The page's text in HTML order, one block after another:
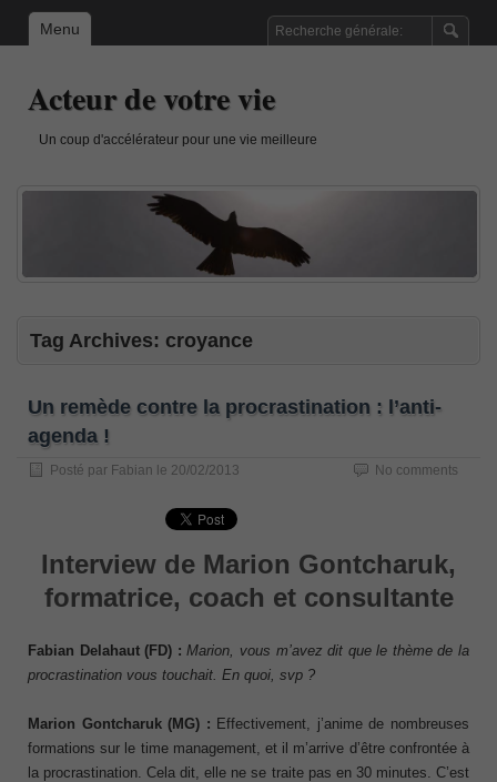
Menu
Acteur de votre vie
Un coup d'accélérateur pour une vie meilleure
Tag Archives: croyance
Un remède contre la procrastination : l’anti-
agenda !
Posté par Fabian le 20/02/2013 No comments
Interview de Marion Gontcharuk,
formatrice, coach et consultante
Fabian Delahaut (FD) :Marion, vous m’avez dit que le thème de la
procrastination vous touchait. En quoi, svp ?
Marion Gontcharuk (MG) : Effectivement, j’anime de nombreuses
formations sur le time management, et il m’arrive d’être confrontée à
la procrastination. Cela dit, elle ne se traite pas en 30 minutes. C’est